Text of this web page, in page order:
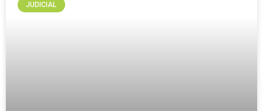
JUDICIAL